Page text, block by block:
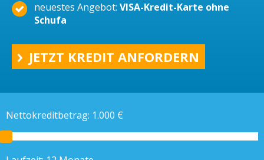
neuestes Angebot: VISA-Kredit-Karte ohne
Schufa
JETZT KREDIT ANFORDERN
Nettokreditbetrag: 1.000 €